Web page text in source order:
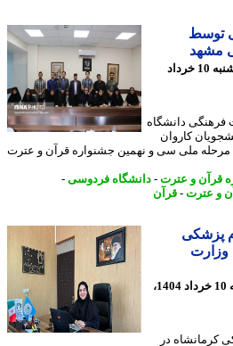
14 ماه پیش - شنبه 10 خرداد
دانشگاه
کاروان
ملی سی و نهمین جشنواره قرآن و عترت
و عترت- دانشگاه فردوسی-
- قرآن
14 ماه پیش - شنبه 10 خرداد 1404،
در